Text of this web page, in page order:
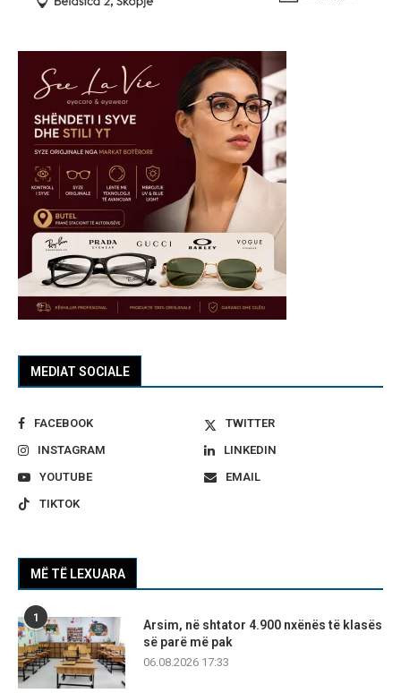
MEDIAT SOCIALE
FACEBOOK
TWITTER
INSTAGRAM
LINKEDIN
YOUTUBE
EMAIL
TIKTOK
MË TË LEXUARA
1
Arsim, në shtator 4.900 nxënës të klasës
së parë më pak
06.08.2026 17:33